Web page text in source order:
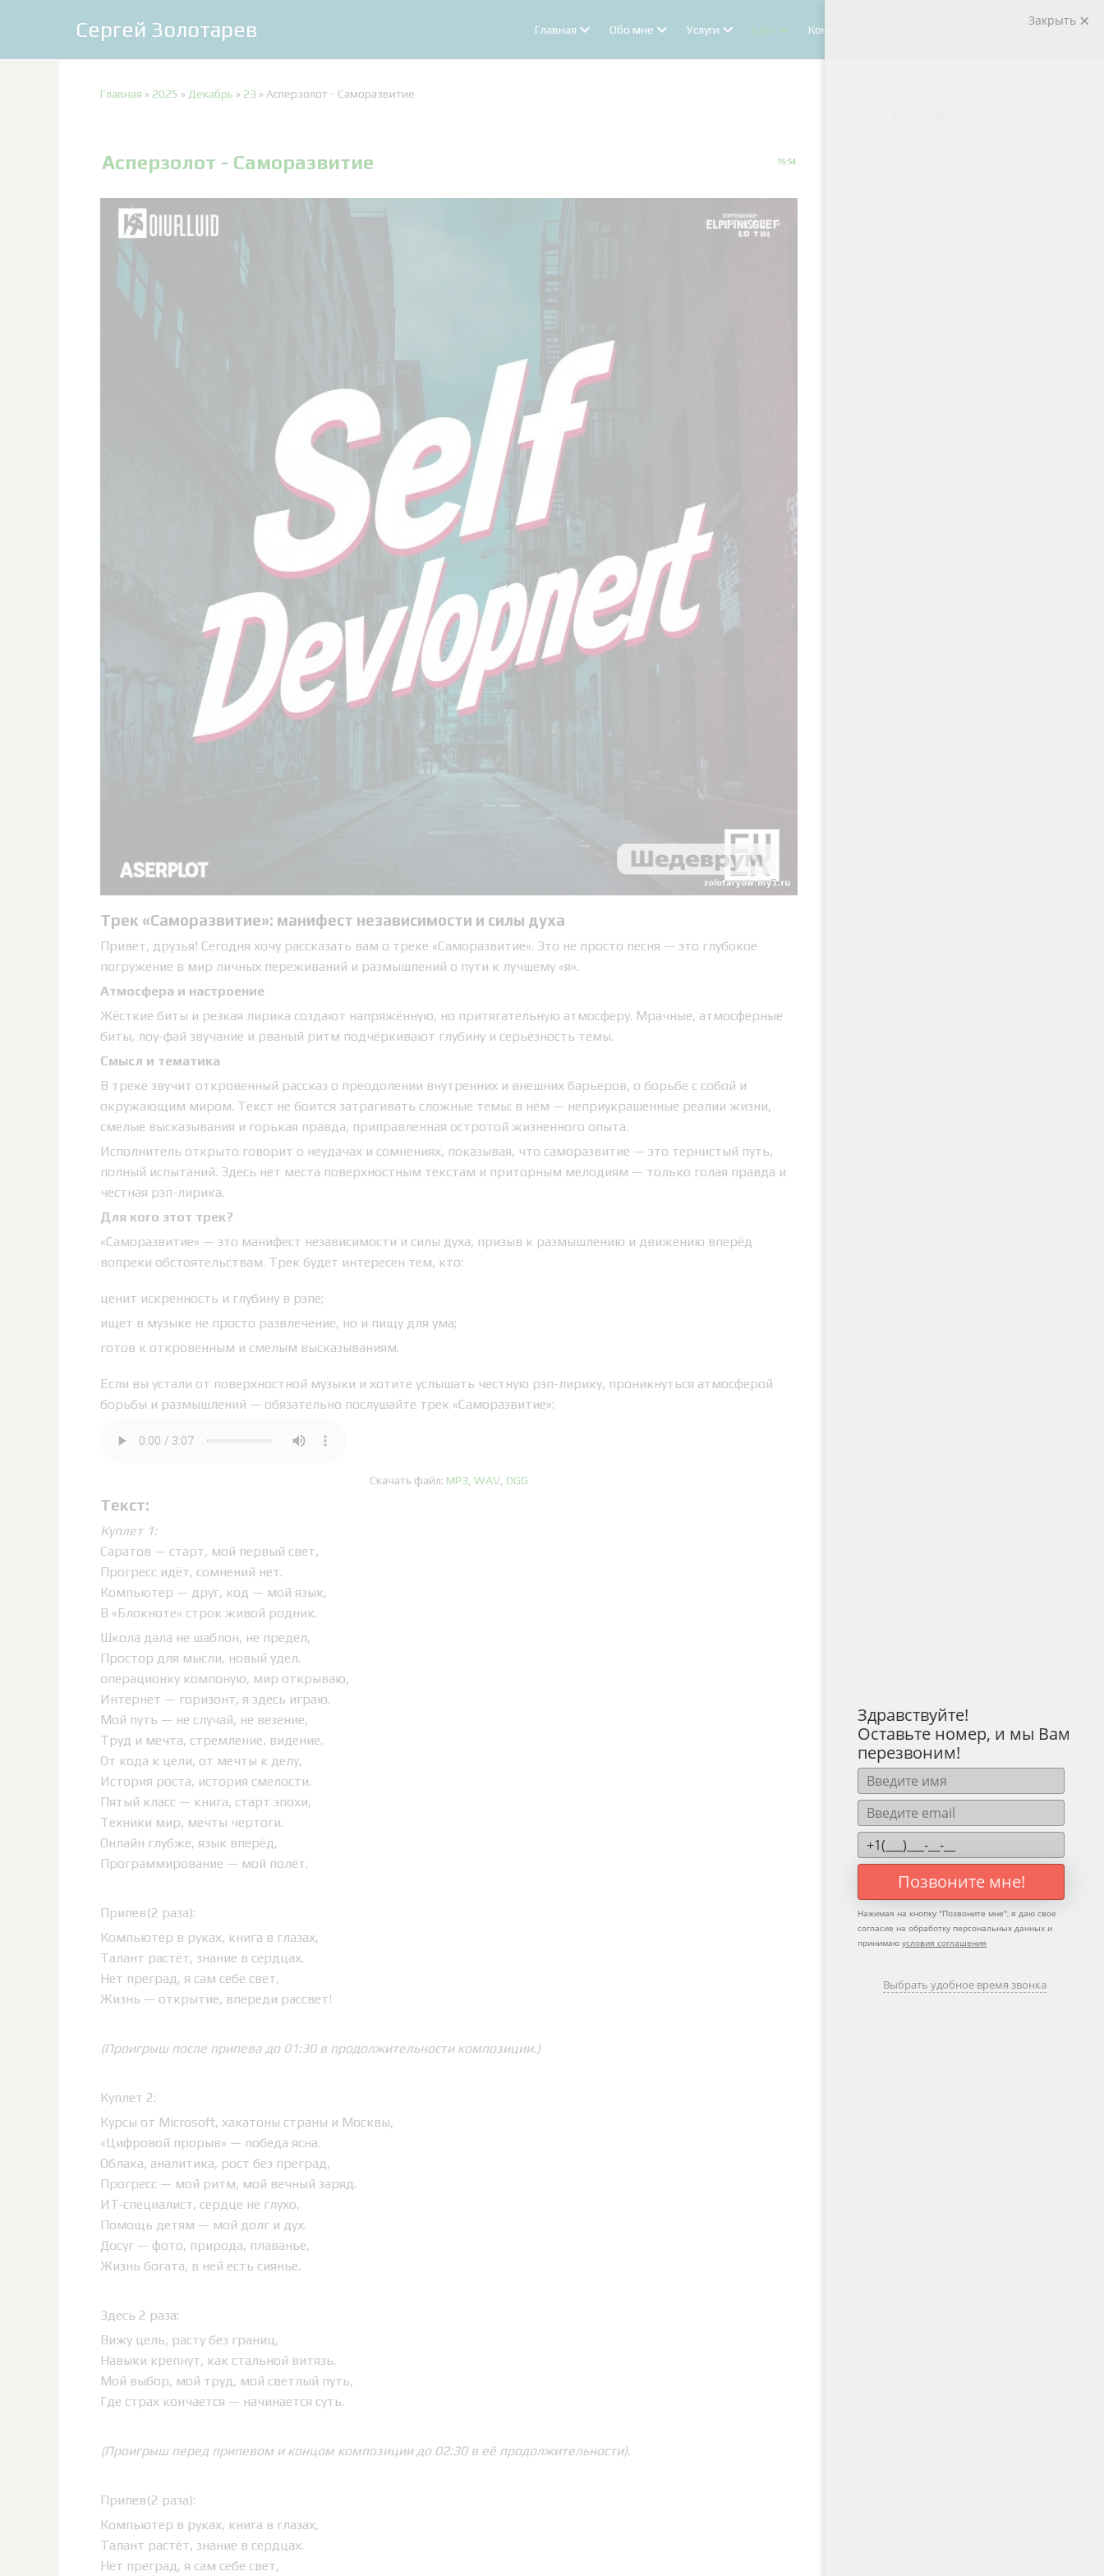
Сергей Золотарев Главная Обо мне Услуги Блог Контакты
Главная » 2025 » Декабрь » 23 » Асперзолот - Саморазвитие
15:54
Асперзолот - Саморазвитие
Трек «Саморазвитие»: манифест независимости и силы духа
Привет, друзья! Сегодня хочу рассказать вам о треке «Саморазвитие». Это не просто песня — это глубокое
погружение в мир личных переживаний и размышлений о пути к лучшему «я».
Атмосфера и настроение
Жёсткие биты и резкая лирика создают напряжённую, но притягательную атмосферу. Мрачные, атмосферные
биты, лоу-фай звучание и рваный ритм подчёркивают глубину и серьёзность темы.
Смысл и тематика
В треке звучит откровенный рассказ о преодолении внутренних и внешних барьеров, о борьбе с собой и
окружающим миром. Текст не боится затрагивать сложные темы: в нём — неприукрашенные реалии жизни,
смелые высказывания и горькая правда, приправленная остротой жизненного опыта.
Исполнитель открыто говорит о неудачах и сомнениях, показывая, что саморазвитие — это тернистый путь,
полный испытаний. Здесь нет места поверхностным текстам и приторным мелодиям — только голая правда и
честная рэп-лирика.
Для кого этот трек?
«Саморазвитие» — это манифест независимости и силы духа, призыв к размышлению и движению вперёд
вопреки обстоятельствам. Трек будет интересен тем, кто:
ценит искренность и глубину в рэпе;
ищет в музыке не просто развлечение, но и пищу для ума;
готов к откровенным и смелым высказываниям.
Если вы устали от поверхностной музыки и хотите услышать честную рэп-лирику, проникнуться атмосферой
борьбы и размышлений — обязательно послушайте трек «Саморазвитие»:
Скачать файл: MP3 WAV OGG
Текст:
Куплет 1:
Саратов — старт, мой первый свет,
Прогресс идёт, сомнений нет.
Компьютер — друг, код — мой язык,
В «Блокноте» строк живой родник.
Школа дала не шаблон, не предел,
Простор для мысли, новый удел.
операционку компоную, мир открываю,
Интернет — горизонт, я здесь играю.
Мой путь — не случай, не везение,
Труд и мечта, стремление, видение.
От кода к цели, от мечты к делу,
История роста, история смелости.
Пятый класс — книга, старт эпохи,
Техники мир, мечты чертоги.
Онлайн глубже, язык вперёд,
Программирование — мой полёт.
Припев(2 раза):
Компьютер в руках, книга в глазах,
Талант растёт, знание в сердцах.
Нет преград, я сам себе свет,
Жизнь — открытие, впереди рассвет!
(Проигрыш после припева до 01:30 в продолжительности композиции.)
Куплет 2:
Курсы от Microsoft, хакатоны страны и Москвы,
«Цифровой прорыв» — победа ясна.
Облака, аналитика, рост без преград,
Прогресс — мой ритм, мой вечный заряд.
ИТ‑специалист, сердце не глухо,
Помощь детям — мой долг и дух.
Досуг — фото, природа, плаванье,
Жизнь богата, в ней есть сиянье.
Здесь 2 раза:
Вижу цель, расту без границ,
Навыки крепнут, как стальной витязь.
Мой выбор, мой труд, мой светлый путь,
Где страх кончается — начинается суть.
(Проигрыш перед припевом и концом композиции до 02:30 в её продолжительности).
Припев(2 раза):
Компьютер в руках, книга в глазах,
Талант растёт, знание в сердцах.
Нет преград, я сам себе свет,
Закрыть
Здравствуйте!
Оставьте номер, и мы Вам
перезвоним!
Позвоните мне!
Нажимая на кнопку "Позвоните мне", я даю свое
согласие на обработку персональных данных и
принимаю условия соглашения
Выбрать удобное время звонка